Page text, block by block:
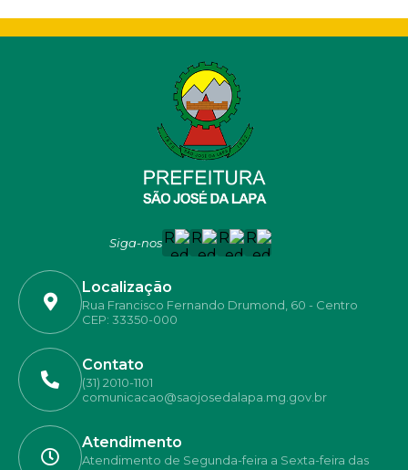
Siga-nos
Localização
Rua Francisco Fernando Drumond, 60 - Centro
CEP: 33350-000
Contato
(31) 2010-1101
comunicacao@saojosedalapa.mg.gov.br
Atendimento
Atendimento de Segunda-feira a Sexta-feira das